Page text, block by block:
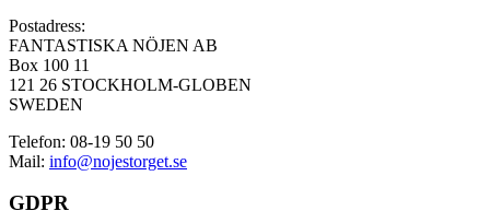
Postadress:
FANTASTISKA NÖJEN AB
Box 100 11
121 26 STOCKHOLM-GLOBEN
SWEDEN
Telefon: 08-19 50 50
Mail: info@nojestorget.se
GDPR